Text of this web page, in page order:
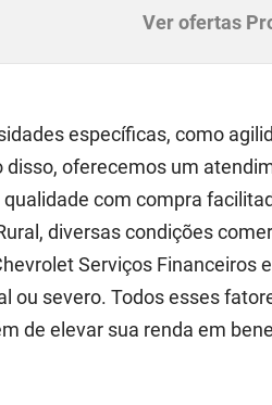
Ver ofertas
específicas, como
oferecemos um
com compra
diversas condições
Serviços Financeiros
ou severo. Todos esses
de elevar sua renda em